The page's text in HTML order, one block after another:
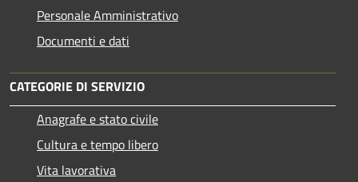
Personale Amministrativo
Documenti e dati
CATEGORIE DI SERVIZIO
Anagrafe e stato civile
Cultura e tempo libero
Vita lavorativa